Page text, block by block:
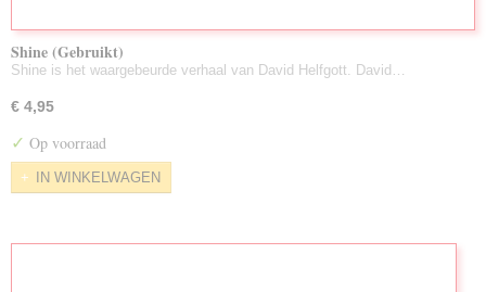
Shine (Gebruikt)
Shine is het waargebeurde verhaal van David Helfgott. David…
€ 4,95
✓ Op voorraad
IN WINKELWAGEN